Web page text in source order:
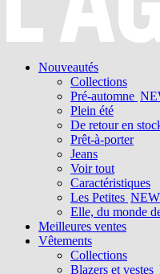
Nouveautés
Collections
Pré-automne
Plein été
De retour en
Prêt-à-porter
Jeans
Voir tout
Caractéristiques
Les Petites NEW
Elle, du monde
Meilleures ventes
Vêtements
Collections
Blazers et vestes